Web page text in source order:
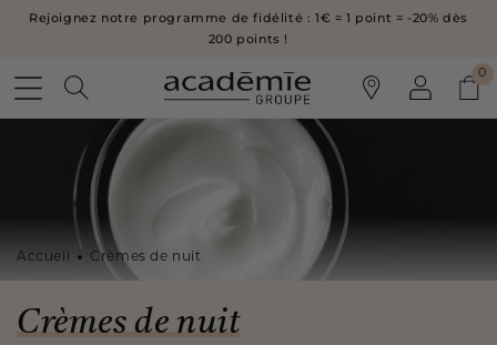
PASSER AU
Rejoignez notre programme de fidélité : 1€ = 1 point = -20% dès
200 points !
ConnexionPanier
0
0
Accueil Crèmes de nuit
C
Crèmes de nuit